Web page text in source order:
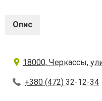
Опис
18000, Черкассы,
+380 (472) 32-12-34